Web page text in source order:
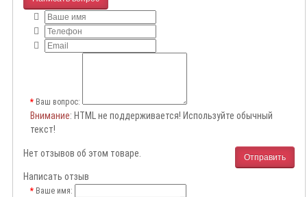
Ваш вопрос:
Внимание: HTML не поддерживается! Используйте обычный
текст!
Отправить
Нет отзывов об этом товаре.
Написать отзыв
Ваше имя: